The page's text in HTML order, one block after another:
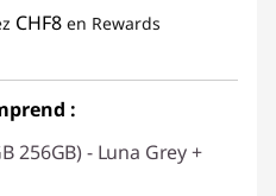
CHF8 en Rewards
:
256GB) - Luna Grey +